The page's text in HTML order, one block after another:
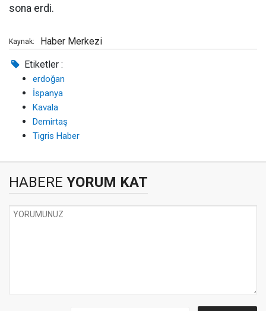
sona erdi.
Kaynak: Haber Merkezi
Etiketler :
erdoğan
İspanya
Kavala
Demirtaş
Tigris Haber
HABERE YORUM KAT